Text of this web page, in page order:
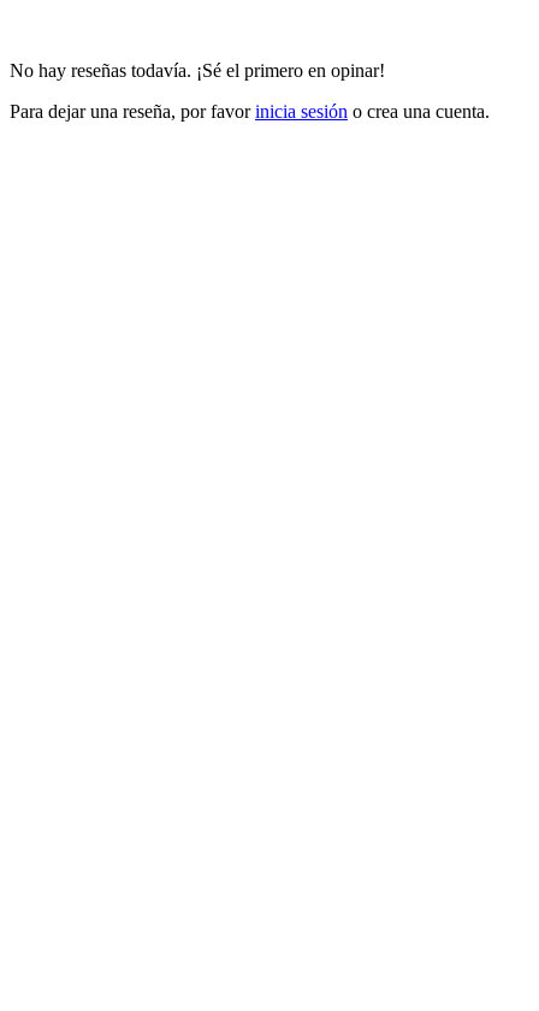
No hay reseñas todavía. ¡Sé el primero en opinar!
Para dejar una reseña, por favorinicia sesión o crea una cuenta.